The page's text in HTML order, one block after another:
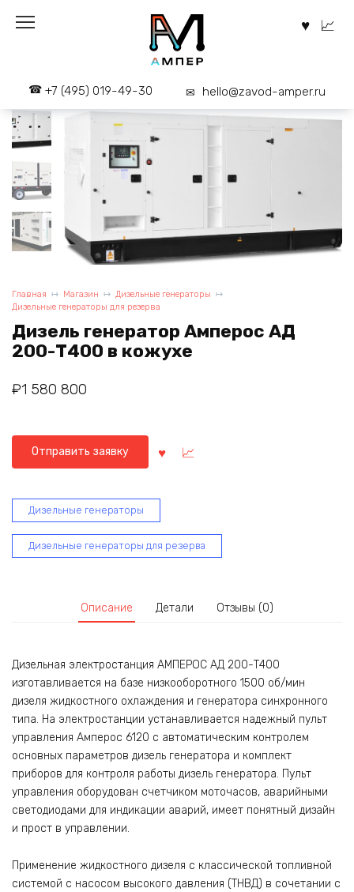
+7 (495) 019-49-30 hello@zavod-amper.ru
Главная Магазин
Дизельные генераторы
Дизельные генераторы для резерва
Дизель генератор Амперос АД
200-Т400 в кожухе
₽1 580 800
Отправить заявку
Дизельные генераторы
Дизельные генераторы для резерва
Описание Детали Отзывы (0)
Дизельная электростанция АМПЕРОС АД 200-Т400
изготавливается на базе низкооборотного 1500 об/мин
дизеля жидкостного охлаждения и генератора синхронного
типа. На электростанции устанавливается надежный пульт
управления Амперос 6120 с автоматическим контролем
основных параметров дизель генератора и комплект
приборов для контроля работы дизель генератора. Пульт
управления оборудован счетчиком моточасов, аварийными
светодиодами для индикации аварий, имеет понятный дизайн
и прост в управлении.
Применение жидкостного дизеля с классической топливной
системой c насосом высокого давления (ТНВД) в сочетании с